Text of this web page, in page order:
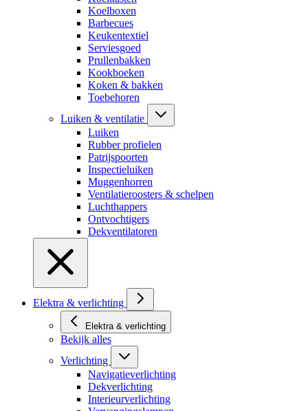
Koelboxen
Barbecues
Keukentextiel
Serviesgoed
Prullenbakken
Kookboeken
Koken & bakken
Toebehoren
Luiken & ventilatie
Luiken
Rubber profielen
Patrijspoorten
Inspectieluiken
Muggenhorren
Ventilatieroosters & schelpen
Luchthappers
Ontvochtigers
Dekventilatoren
Elektra & verlichting
Elektra & verlichting
Bekijk alles
Verlichting
Navigatieverlichting
Dekverlichting
Interieurverlichting